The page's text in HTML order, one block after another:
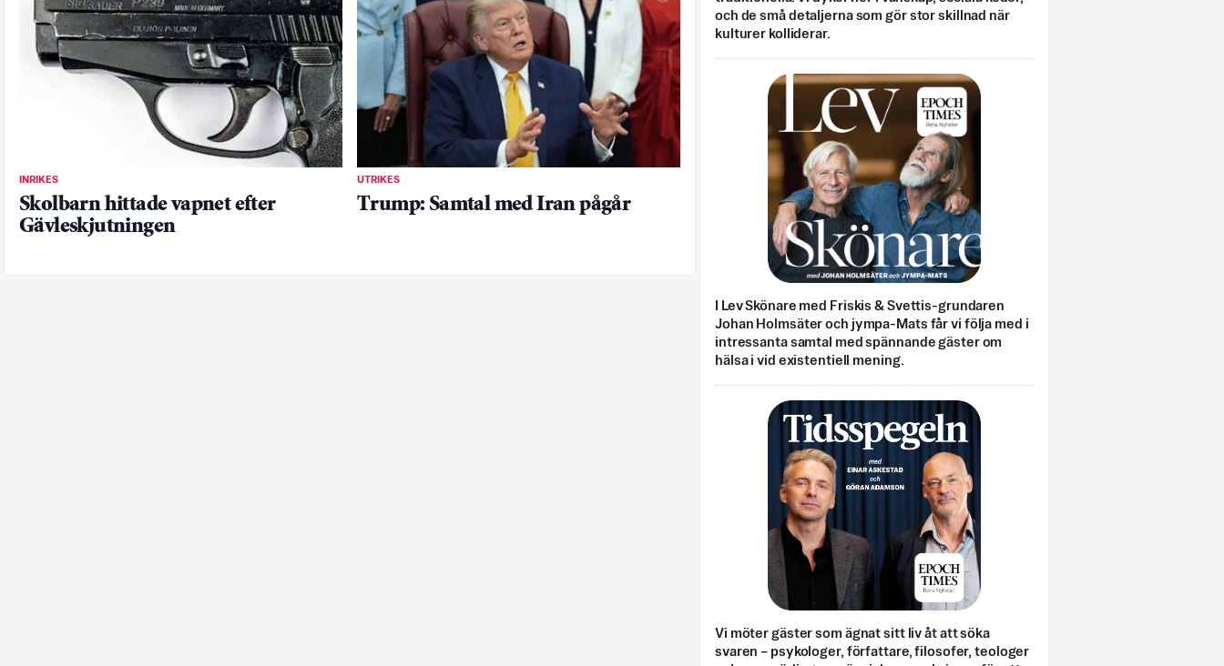
INRIKES
Skolbarn hittade vapnet efter
Gävleskjutningen
UTRIKES
Trump: Samtal med Iran pågår
och de små detaljerna som gör stor skillnad när
kulturer kolliderar.
I Lev Skönare med Friskis & Svettis-grundaren
Johan Holmsäter och jympa-Mats får vi följa med i
intressanta samtal med spännande gäster om
hälsa i vid existentiell mening.
Vi möter gäster som ägnat sitt liv åt att söka
svaren – psykologer, författare, filosofer, teologer